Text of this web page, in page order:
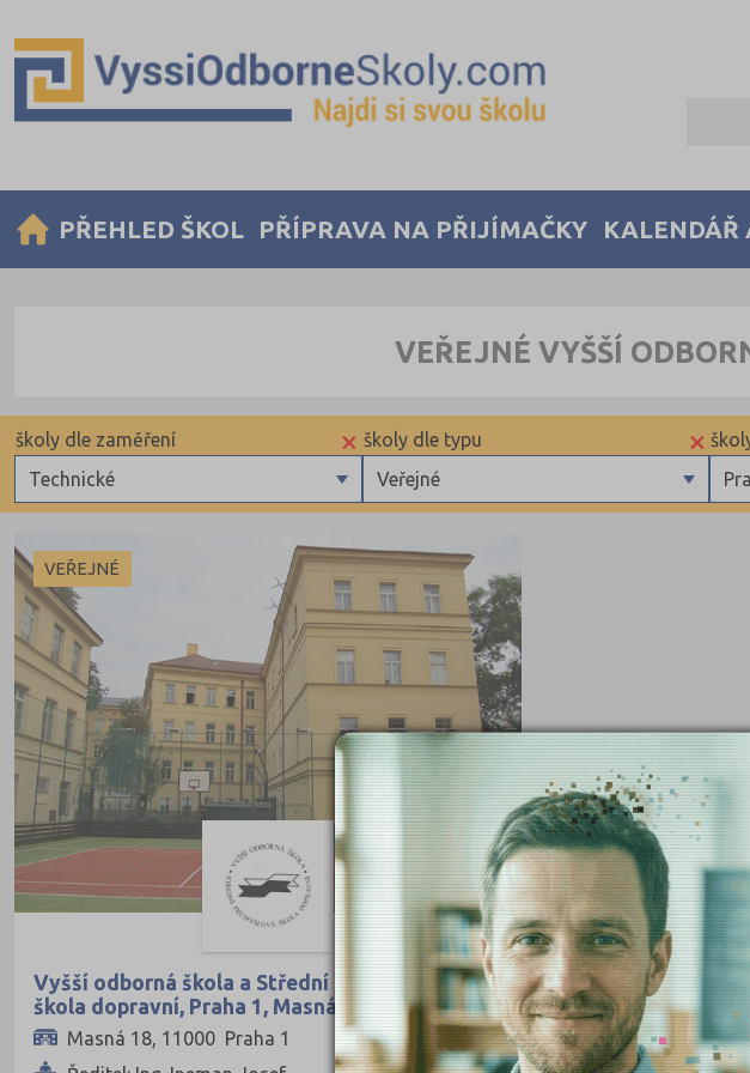
PŘEHLED ŠKOL PŘÍPRAVA NA PŘIJÍMAČKY KALENDÁŘ
VEŘEJNÉ VYŠŠÍ
×
Veřejné
školy dle typu
Veřejné
×
Technické
školy dle zaměření
Ekonomické
Pedagogické
Informatické
Dopravní
Grafické
Hotelnictví a cestovní ruch
Humanitní
Obchod, podnikání, služby
Policejní a vojenské
Právní
Sportovní
Technické
VEŘEJNÉ
Vyšší odborná škola a Střední průmyslová
škola dopravní, Praha 1, Masná 18
Masná 18, 11000 Praha 1